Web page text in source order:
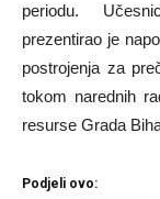
periodu.
prezentirao je
postrojenja za
tokom narednih
resurse Grada
Podjeli ovo: